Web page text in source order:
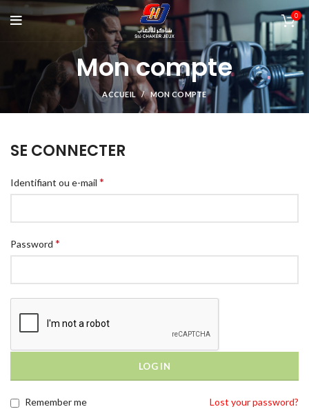
0
Mon compte
ACCUEIL MON COMPTE
SE CONNECTER
Identifiant ou e-mail *
Password *
LOG IN
Lost your password?
Remember me